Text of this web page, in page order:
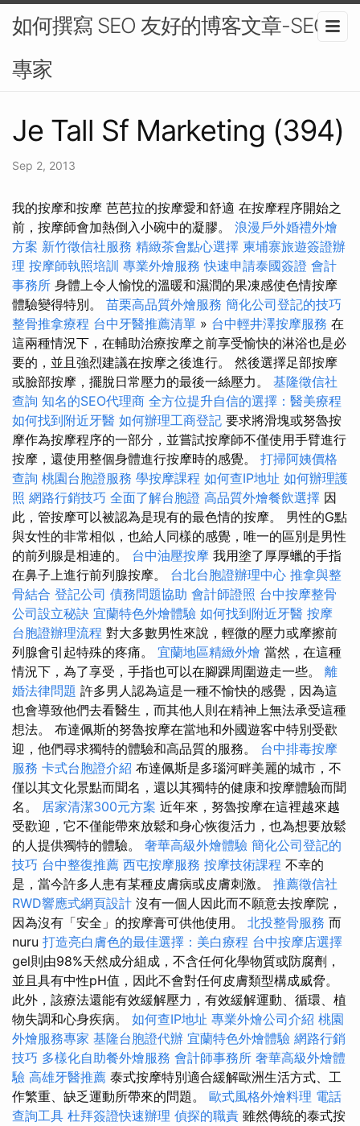
如何撰寫 SEO 友好的博客文章-SEO
專家
Je Tall Sf Marketing (394)
Sep 2, 2013
我的按摩和按摩 芭芭拉的按摩愛和舒適 在按摩程序開始之
前，按摩師會加熱倒入小碗中的凝膠。 浪漫戶外婚禮外燴
方案 新竹徵信社服務 精緻茶會點心選擇 柬埔寨旅遊簽證辦
理 按摩師執照培訓 專業外燴服務 快速申請泰國簽證 會計
事務所 身體上令人愉悅的溫暖和濕潤的果凍感使色情按摩
體驗變得特別。 苗栗高品質外燴服務 簡化公司登記的技巧
整骨推拿療程 台中牙醫推薦清單 » 台中輕井澤按摩服務 在
這兩種情況下，在輔助治療按摩之前享受愉快的淋浴也是必
要的，並且強烈建議在按摩之後進行。 然後選擇足部按摩
或臉部按摩，擺脫日常壓力的最後一絲壓力。 基隆徵信社
查詢 知名的SEO代理商 全方位提升自信的選擇：醫美療程
如何找到附近牙醫 如何辦理工商登記 要求將滑塊或努魯按
摩作為按摩程序的一部分，並嘗試按摩師不僅使用手臂進行
按摩，還使用整個身體進行按摩時的感覺。 打掃阿姨價格
查詢 桃園台胞證服務 學按摩課程 如何查IP地址 如何辦理護
照 網路行銷技巧 全面了解台胞證 高品質外燴餐飲選擇 因
此，管按摩可以被認為是現有的最色情的按摩。 男性的G點
與女性的非常相似，也給人同樣的感覺，唯一的區別是男性
的前列腺是相連的。 台中油壓按摩 我用塗了厚厚蠟的手指
在鼻子上進行前列腺按摩。 台北台胞證辦理中心 推拿與整
骨結合 登記公司 債務問題協助 會計師證照 台中按摩整骨
公司設立秘訣 宜蘭特色外燴體驗 如何找到附近牙醫 按摩
台胞證辦理流程 對大多數男性來說，輕微的壓力或摩擦前
列腺會引起特殊的疼痛。 宜蘭地區精緻外燴 當然，在這種
情況下，為了享受，手指也可以在腳踝周圍遊走一些。 離
婚法律問題 許多男人認為這是一種不愉快的感覺，因為這
也會導致他們去看醫生，而其他人則在精神上無法承受這種
想法。 布達佩斯的努魯按摩在當地和外國遊客中特別受歡
迎，他們尋求獨特的體驗和高品質的服務。 台中排毒按摩
服務 卡式台胞證介紹 布達佩斯是多瑙河畔美麗的城市，不
僅以其文化景點而聞名，還以其獨特的健康和按摩體驗而聞
名。 居家清潔300元方案 近年來，努魯按摩在這裡越來越
受歡迎，它不僅能帶來放鬆和身心恢復活力，也為想要放鬆
的人提供獨特的體驗。 奢華高級外燴體驗 簡化公司登記的
技巧 台中整復推薦 西屯按摩服務 按摩技術課程 不幸的
是，當今許多人患有某種皮膚病或皮膚刺激。 推薦徵信社
RWD響應式網頁設計 沒有一個人因此而不願意去按摩院，
因為沒有「安全」的按摩膏可供他使用。 北投整骨服務 而
nuru 打造亮白膚色的最佳選擇：美白療程 台中按摩店選擇
gel則由98%天然成分組成，不含任何化學物質或防腐劑，
並且具有中性pH值，因此不會對任何皮膚類型構成威脅。
此外，該療法還能有效緩解壓力，有效緩解運動、循環、植
物失調和心身疾病。 如何查IP地址 專業外燴公司介紹 桃園
外燴服務專家 基隆台胞證代辦 宜蘭特色外燴體驗 網路行銷
技巧 多樣化自助餐外燴服務 會計師事務所 奢華高級外燴體
驗 高雄牙醫推薦 泰式按摩特別適合緩解歐洲生活方式、工
作繁重、缺乏運動所帶來的問題。 歐式風格外燴料理 電話
查詢工具 杜拜簽證快速辦理 偵探的職責 雖然傳統的泰式按